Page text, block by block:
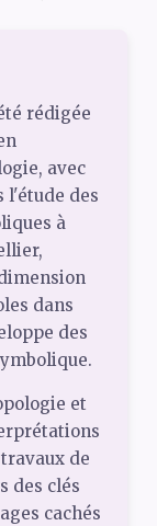
rédigée
avec
l'étude des
à
dans
des
et
de
des clés
cachés